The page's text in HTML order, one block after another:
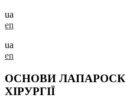
ua
en
ua
en
ОСНОВИ
ХІРУРГІЇ